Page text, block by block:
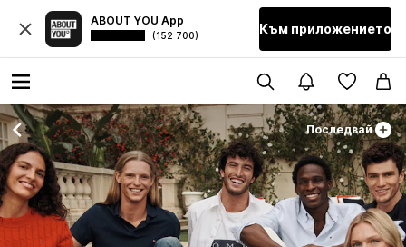
ABOUT YOU App
(152 700) Към приложението
Последвай